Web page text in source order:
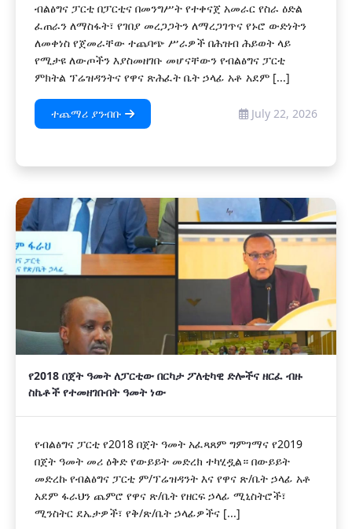
ብልፅግና ፓርቲ በፓርቲና በመንግሥት የተቀናጀ አመራር የስራ ዕድል
ፈጠራን ለማስፋት፣ የገበያ መረጋጋትን ለማረጋገጥና የኑሮ ውድነትን
ለመቀነስ የጀመራቸው ተጨባጭ ሥራዎች በሕዝብ ሕይወት ላይ
የሚታዩ ለውጦችን እያስመዘገቡ መሆናቸውን የብልፅግና ፓርቲ
ምክትል ፕሬዝዳንትና የዋና ጽሕፈት ቤት ኃላፊ አቶ አደም [...]
ተጨማሪ ያንብቡ July 22, 2026
የ2018 በጀት ዓመት ለፓርቲው በርካታ ፖለቲካዊ ድሎችና ዘርፈ ብዙ
ስኬቶች የተመዘገቡበት ዓመት ነው
የብልፅግና ፓርቲ የ2018 በጀት ዓመት አፈጻጸም ግምገማና የ2019
በጀት ዓመት መሪ ዕቅድ የውይይት መድረክ ተካሂዷል። በውይይት
መድረኩ የብልፅግና ፓርቲ ም/ፕሬዝዳንት እና የዋና ጽ/ቤት ኃላፊ አቶ
አደም ፋራህን ጨምሮ የዋና ጽ/ቤት የዘርፍ ኃላፊ ሚኒስትሮች፣
ሚንስትር ደኤታዎች፣ የቅ/ጽ/ቤት ኃላፊዎችና [...]